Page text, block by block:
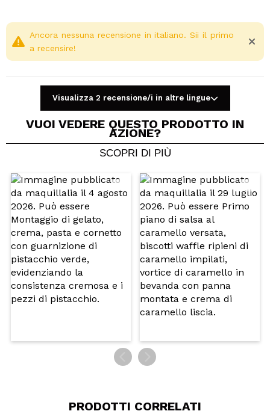
Condividi un video o una foto
Il tuo video potrebbe essere il primo. Immaginalo...
Consiglieresti questo acquisto? Si No
INVIA
Ancora nessuna recensione in italiano. Sii il primo
a recensire!
Visualizza 2 recensione/i in altre lingue
VUOI VEDERE QUESTO PRODOTTO IN
AZIONE?
SCOPRI DI PIÙ
PRODOTTI CORRELATI